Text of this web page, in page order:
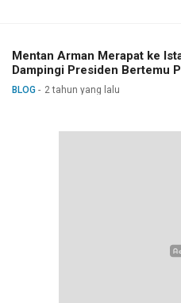
Mentan Arman Merapat ke
Dampingi Presiden Bertemu
BLOG 2 tahun yang lalu